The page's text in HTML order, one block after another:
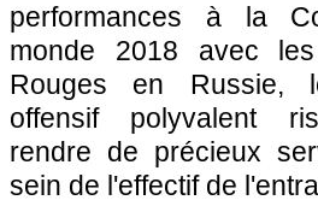
performances à la
monde 2018 avec
Rouges en Russie,
offensif polyvalent
rendre de précieux
sein de l'effectif de